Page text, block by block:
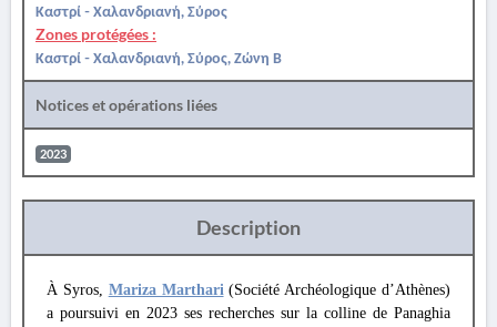
Καστρί - Χαλανδριανή, Σύρος
Zones protégées :
Καστρί - Χαλανδριανή, Σύρος, Ζώνη Β
Notices et opérations liées
2023
Description
À Syros, Mariza Marthari(Société Archéologique d’Athènes)
a poursuivi en 2023 ses recherches sur la colline de Panaghia